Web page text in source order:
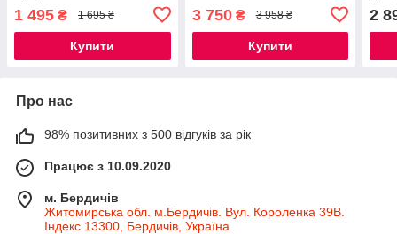
1 495 ₴ 1 695 ₴
Купити
3 750₴ 3 958 ₴
Купити
2
Про нас
98% позитивних з 500 відгуків за рік
Працює з 10.09.2020
м. Бердичів
Житомирська обл. м.Бердичів. Вул. Короленка 39В.
Індекс 13300, Бердичів, Україна